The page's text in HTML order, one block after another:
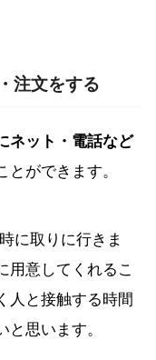
注文をする
ネット・電話など
とができます。
に取りに行きま
用意してくれるこ
人と接触する時間
思います。